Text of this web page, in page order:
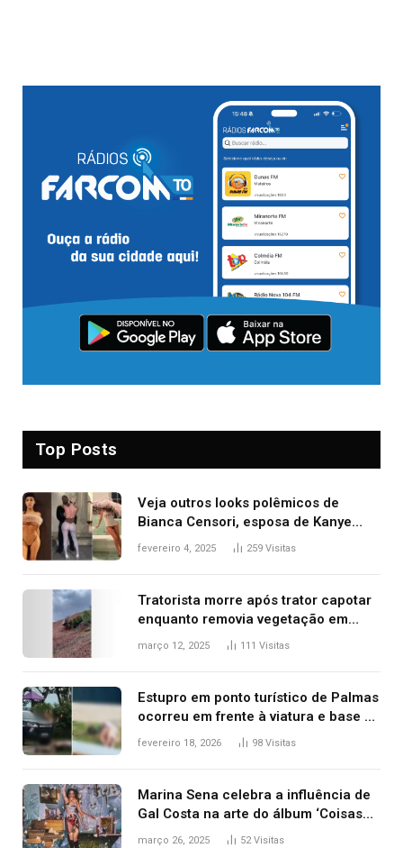
Top Posts
Veja outros looks polêmicos de
Bianca Censori, esposa de Kanye
West que apareceu nua no Grammy
fevereiro 4, 2025 259 Visitas
Tratorista morre após trator capotar
enquanto removia vegetação em
ribanceira de rodovia
março 12, 2025 111 Visitas
Estupro em ponto turístico de Palmas
ocorreu em frente à viatura e base de
segurança; polícia investiga
fevereiro 18, 2026 98 Visitas
Marina Sena celebra a influência de
Gal Costa na arte do álbum ‘Coisas
naturais’
março 26, 2025 52Visitas